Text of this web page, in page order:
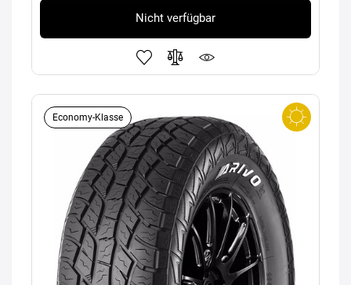
Nicht verfügbar
Economy-Klasse